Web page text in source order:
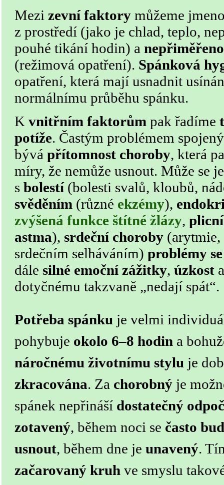
Mezi zevní faktory můžeme
z prostředí (jako je chlad, teplo,
pouhé tikání hodin) a
(režimová opatření). Spánková
opatření, která mají usnadnit
normálnímu průběhu spánku.
K vnitřním faktorům pak řadíme
potíže. Častým problémem
bývá přítomnost choroby, která
míry, že nemůže usnout. Může se
s bolestí(bolesti svalů, kloubů,
svěděním (různé ekzémy),
zvýšená funkce štítné žlázy,
astma), srdeční choroby (arytmie,
srdečním selháváním) problémy
dále silné emoční zážitky, úzkost
dotyčnému takzvaně „nedají spát“.
Potřeba spánku je velmi
pohybuje okolo 6–8 hodin a
náročnému životnímu stylu je
zkracována. Za chorobný je
spánek nepřináší dostatečný
zotavený, během noci se často
usnout, během dne je unavený.
začarovaný kruh ve smyslu